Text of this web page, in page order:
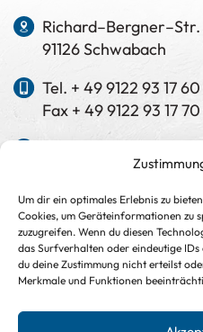
Um dir ein optimales Erlebnis zu
Cookies, um Geräteinformationen zu
zuzugreifen. Wenn du diesen
das Surfverhalten oder eindeutige
du deine Zustimmung nicht erteilst
Merkmale und Funktionen
Richard–Bergner–Str.
91126 Schwabach
Tel. + 49 9122 93 17 60
Fax + 49 9122 93 17 70
www.kess-
Manuela Keß
Dipl.-Ing. (FH)
Bauingenieurwesen
Dipl.-Ing. (FH) Architekt